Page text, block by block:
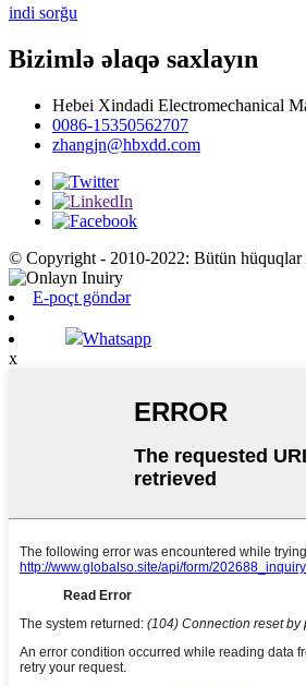
indi sorğu
Bizimlə əlaqə saxlayın
Hebei Xindadi Electromechanical
0086-15350562707
zhangjn@hbxdd.com
© Copyright - 2010-2022: Bütün hüquqlar
E-poçt göndər
Whatsapp
x